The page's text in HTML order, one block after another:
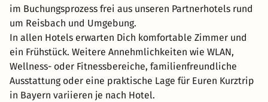
im Buchungsprozess frei aus unseren Partnerhotels rund
um Reisbach und Umgebung.
In allen Hotels erwarten Dich komfortable Zimmer und
ein Frühstück. Weitere Annehmlichkeiten wie WLAN,
Wellness- oder Fitnessbereiche, familienfreundliche
Ausstattung oder eine praktische Lage für Euren Kurztrip
in Bayern variieren je nach Hotel.